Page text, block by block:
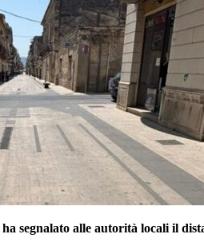
ha segnalato alle autorità locali il